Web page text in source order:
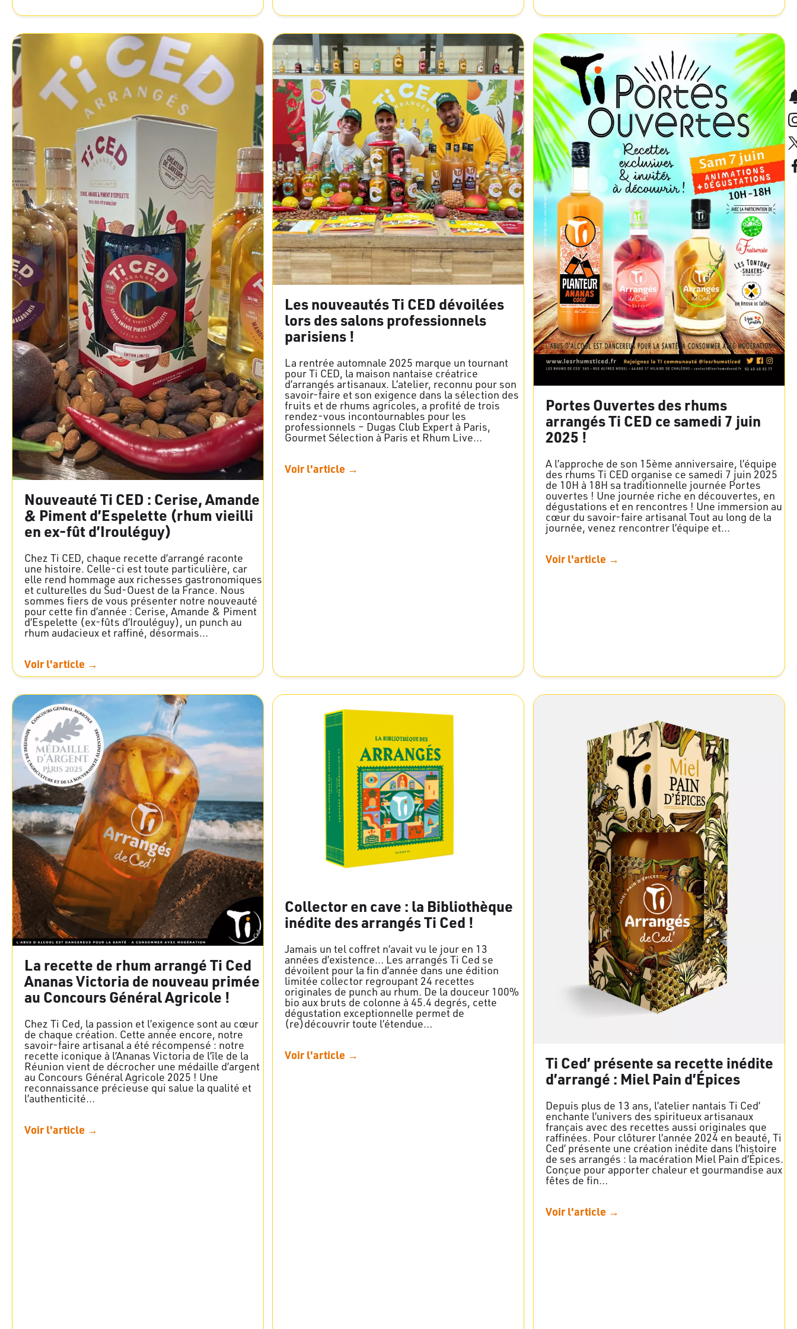
Nouveauté Ti CED : Cerise, Amande
& Piment d’Espelette (rhum vieilli
en ex-fût d’Irouléguy)
Chez Ti CED, chaque recette d’arrangé raconte
une histoire. Celle-ci est toute particulière, car
elle rend hommage aux richesses gastronomiques
et culturelles du Sud-Ouest de la France. Nous
sommes fiers de vous présenter notre nouveauté
pour cette fin d’année : Cerise, Amande & Piment
d’Espelette (ex-fûts d’Irouléguy), un punch au
rhum audacieux et raffiné, désormais…
Voir l'article →
Les nouveautés Ti CED dévoilées
lors des salons professionnels
parisiens !
La rentrée automnale 2025 marque un tournant
pour Ti CED, la maison nantaise créatrice
d’arrangés artisanaux. L’atelier, reconnu pour son
savoir-faire et son exigence dans la sélection des
fruits et de rhums agricoles, a profité de trois
rendez-vous incontournables pour les
professionnels – Dugas Club Expert à Paris,
Gourmet Sélection à Paris et Rhum Live…
Voir l'article →
Portes Ouvertes des rhums
arrangés Ti CED ce samedi 7 juin
2025 !
A l’approche de son 15ème anniversaire, l’équipe
des rhums Ti CED organise ce samedi 7 juin 2025
de 10H à 18H sa traditionnelle journée Portes
ouvertes ! Une journée riche en découvertes, en
dégustations et en rencontres ! Une immersion au
cœur du savoir-faire artisanal Tout au long de la
journée, venez rencontrer l’équipe et…
Voir l'article →
La recette de rhum arrangé Ti Ced
Ananas Victoria de nouveau primée
au Concours Général Agricole !
Chez Ti Ced, la passion et l’exigence sont au cœur
de chaque création. Cette année encore, notre
savoir-faire artisanal a été récompensé : notre
recette iconique à l’Ananas Victoria de l’île de la
Réunion vient de décrocher une médaille d’argent
au Concours Général Agricole 2025 ! Une
reconnaissance précieuse qui salue la qualité et
l’authenticité…
Voir l'article →
Collector en cave : la Bibliothèque
inédite des arrangés Ti Ced !
Jamais un tel coffret n’avait vu le jour en 13
années d’existence… Les arrangés Ti Ced se
dévoilent pour la fin d’année dans une édition
limitée collector regroupant 24 recettes
originales de punch au rhum. De la douceur 100%
bio aux bruts de colonne à 45.4 degrés, cette
dégustation exceptionnelle permet de
(re)découvrir toute l’étendue…
Voir l'article →
Ti Ced’ présente sa recette inédite
d’arrangé : Miel Pain d’Épices
Depuis plus de 13 ans, l’atelier nantais Ti Ced’
enchante l’univers des spiritueux artisanaux
français avec des recettes aussi originales que
raffinées. Pour clôturer l’année 2024 en beauté, Ti
Ced’ présente une création inédite dans l’histoire
de ses arrangés : la macération Miel Pain d’Épices.
Conçue pour apporter chaleur et gourmandise aux
fêtes de fin…
Voir l'article →